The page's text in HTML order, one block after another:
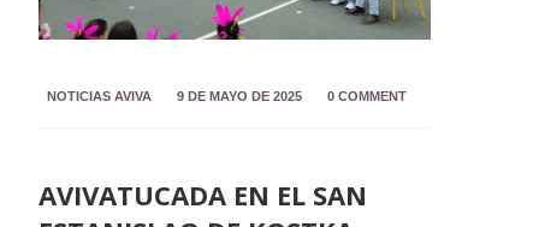
NOTICIAS AVIVA 9 DE MAYO DE 2025 0 COMMENT
AVIVATUCADA EN EL SAN